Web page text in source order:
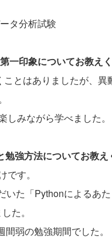
タ分析試験
印象についてお教えく
とはありましたが、
みながら学べました。
強方法についてお教え
す。
た「Pythonによるあ
た。
弱の勉強期間でした。